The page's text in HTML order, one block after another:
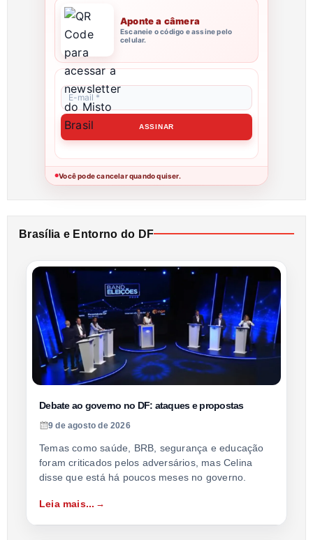
Aponte a câmera
Escaneie o código e assine pelo
celular.
●Você pode cancelar quando quiser.
Brasília e Entorno do DF
Debate ao governo no DF: ataques e propostas
9 de agosto de 2026
Temas como saúde, BRB, segurança e educação
foram criticados pelos adversários, mas Celina
disse que está há poucos meses no governo.
Leia mais...